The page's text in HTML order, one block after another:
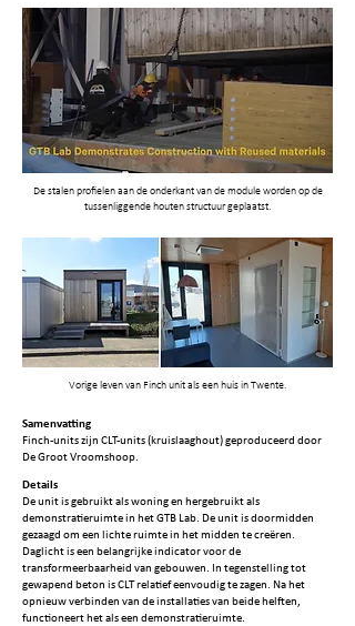
De stalen profielen aan de onderkant van de module worden op de
tussenliggende houten structuur geplaatst.
Vorige leven van Finch unit als een huis in Twente.
Samenvatting
Finch-units zijn CLT-units (kruislaaghout) geproduceerd door
De Groot Vroomshoop.
Details
De unit is gebruikt als woning en hergebruikt als
demonstratieruimte in het GTB Lab. De unit is doormidden
gezaagd om een lichte ruimte in het midden te creëren.
Daglicht is een belangrijke indicator voor de
transformeerbaarheid van gebouwen. In tegenstelling tot
gewapend beton is CLT relatief eenvoudig te zagen. Na het
opnieuw verbinden van de installaties van beide helften,
functioneert het als een demonstratieruimte.